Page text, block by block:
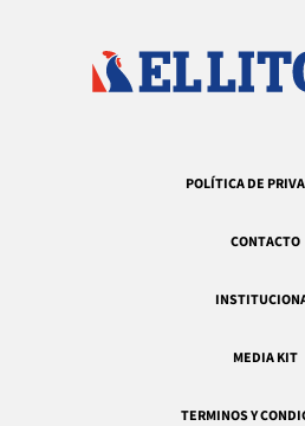
POLÍTICA DE
CONTACTO
MEDIA KIT
TERMINOS Y